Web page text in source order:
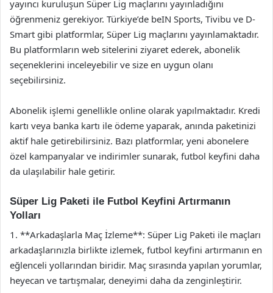
yayıncı kuruluşun Süper Lig maçlarını yayınladığını
öğrenmeniz gerekiyor. Türkiye’de beIN Sports, Tivibu ve D-
Smart gibi platformlar, Süper Lig maçlarını yayınlamaktadır.
Bu platformların web sitelerini ziyaret ederek, abonelik
seçeneklerini inceleyebilir ve size en uygun olanı
seçebilirsiniz.
Abonelik işlemi genellikle online olarak yapılmaktadır. Kredi
kartı veya banka kartı ile ödeme yaparak, anında paketinizi
aktif hale getirebilirsiniz. Bazı platformlar, yeni abonelere
özel kampanyalar ve indirimler sunarak, futbol keyfini daha
da ulaşılabilir hale getirir.
Süper Lig Paketi ile Futbol Keyfini Artırmanın
Yolları
1. **Arkadaşlarla Maç İzleme**: Süper Lig Paketi ile maçları
arkadaşlarınızla birlikte izlemek, futbol keyfini artırmanın en
eğlenceli yollarından biridir. Maç sırasında yapılan yorumlar,
heyecan ve tartışmalar, deneyimi daha da zenginleştirir.